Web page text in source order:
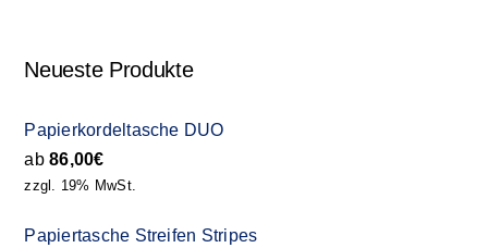
Neueste Produkte
Papierkordeltasche DUO
ab86,00€
zzgl. 19% MwSt.
Papiertasche Streifen Stripes